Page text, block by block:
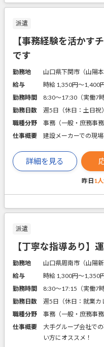
派遣
【事務経験を活かす
です
勤務地
山口県下関市（山陽
給与
時給 1,350円〜1,400
勤務時間
8:30～17:30（実働7時
勤務日数
週5日（休日：土日祝）
職種分野
事務（一般・庶務事
仕事概要
建設メーカーでの現場
詳細を見る
昨日1人
派遣
【丁寧な指導あり】
勤務地
山口県周南市（山陽
給与
時給 1,300円〜1,350
勤務時間
8:30～17:15（実働7
勤務日数
週5日（休日：就業カ
職種分野
事務（一般・庶務事務
仕事概要
大手グループ会社で
い方にオススメ！